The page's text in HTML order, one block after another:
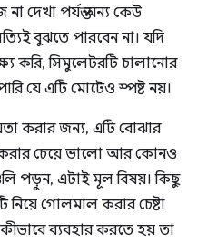
দেখা পর্যন্ত অন্য কেউ
বুঝতে পারবেন না। যদি
করি, সিমুলেটরটি চালানোর
যে এটি মোটেও স্পষ্ট নয়।
করার জন্য, এটি বোঝার
করার চেয়ে ভালো আর কোনও
পড়ুন, এটাই মূল বিষয়। কিছু
গোলমাল করার চেষ্টা
ব্যবহার করতে হয় তা